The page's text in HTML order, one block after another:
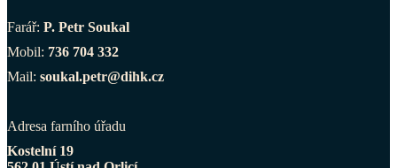
Farář: P. Petr Soukal
Mobil: 736 704 332
Mail: soukal.petr@dihk.cz
Adresa farního úřadu
Kostelní 19